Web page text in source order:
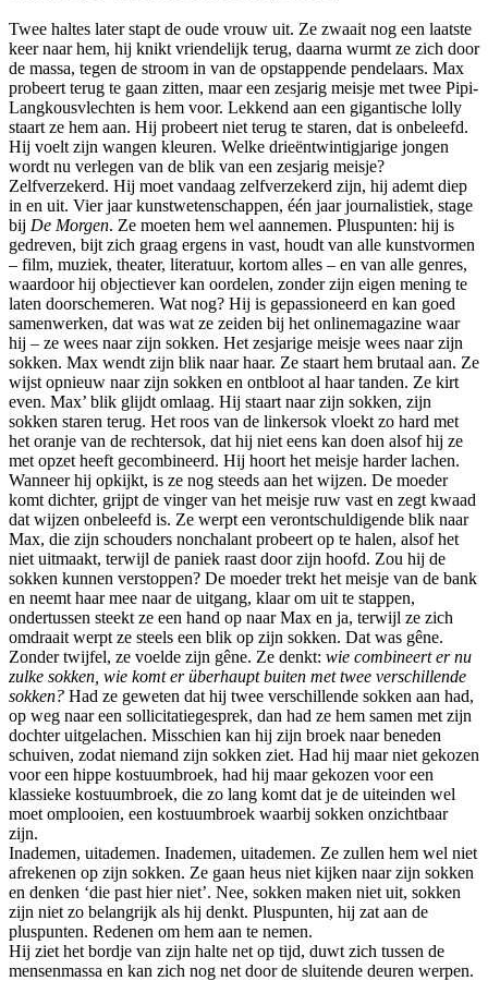
Twee haltes later stapt de oude vrouw uit. Ze zwaait nog een laatste
keer naar hem, hij knikt vriendelijk terug, daarna wurmt ze zich door
de massa, tegen de stroom in van de opstappende pendelaars. Max
probeert terug te gaan zitten, maar een zesjarig meisje met twee Pipi-
Langkousvlechten is hem voor. Lekkend aan een gigantische lolly
staart ze hem aan. Hij probeert niet terug te staren, dat is onbeleefd.
Hij voelt zijn wangen kleuren. Welke drieëntwintigjarige jongen
wordt nu verlegen van de blik van een zesjarig meisje?
Zelfverzekerd. Hij moet vandaag zelfverzekerd zijn, hij ademt diep
in en uit. Vier jaar kunstwetenschappen, één jaar journalistiek, stage
bij De Morgen. Ze moeten hem wel aannemen. Pluspunten: hij is
gedreven, bijt zich graag ergens in vast, houdt van alle kunstvormen
– film, muziek, theater, literatuur, kortom alles – en van alle genres,
waardoor hij objectiever kan oordelen, zonder zijn eigen mening te
laten doorschemeren. Wat nog? Hij is gepassioneerd en kan goed
samenwerken, dat was wat ze zeiden bij het onlinemagazine waar
hij – ze wees naar zijn sokken. Het zesjarige meisje wees naar zijn
sokken. Max wendt zijn blik naar haar. Ze staart hem brutaal aan. Ze
wijst opnieuw naar zijn sokken en ontbloot al haar tanden. Ze kirt
even. Max’ blik glijdt omlaag. Hij staart naar zijn sokken, zijn
sokken staren terug. Het roos van de linkersok vloekt zo hard met
het oranje van de rechtersok, dat hij niet eens kan doen alsof hij ze
met opzet heeft gecombineerd. Hij hoort het meisje harder lachen.
Wanneer hij opkijkt, is ze nog steeds aan het wijzen. De moeder
komt dichter, grijpt de vinger van het meisje ruw vast en zegt kwaad
dat wijzen onbeleefd is. Ze werpt een verontschuldigende blik naar
Max, die zijn schouders nonchalant probeert op te halen, alsof het
niet uitmaakt, terwijl de paniek raast door zijn hoofd. Zou hij de
sokken kunnen verstoppen? De moeder trekt het meisje van de bank
en neemt haar mee naar de uitgang, klaar om uit te stappen,
ondertussen steekt ze een hand op naar Max en ja, terwijl ze zich
omdraait werpt ze steels een blik op zijn sokken. Dat was gêne.
Zonder twijfel, ze voelde zijn gêne. Ze denkt: wie combineert er nu
zulke sokken, wie komt er überhaupt buiten met twee verschillende
sokken? Had ze geweten dat hij twee verschillende sokken aan had,
op weg naar een sollicitatiegesprek, dan had ze hem samen met zijn
dochter uitgelachen. Misschien kan hij zijn broek naar beneden
schuiven, zodat niemand zijn sokken ziet. Had hij maar niet gekozen
voor een hippe kostuumbroek, had hij maar gekozen voor een
klassieke kostuumbroek, die zo lang komt dat je de uiteinden wel
moet omplooien, een kostuumbroek waarbij sokken onzichtbaar
zijn.
Inademen, uitademen. Inademen, uitademen. Ze zullen hem wel niet
afrekenen op zijn sokken. Ze gaan heus niet kijken naar zijn sokken
en denken ‘die past hier niet’. Nee, sokken maken niet uit, sokken
zijn niet zo belangrijk als hij denkt. Pluspunten, hij zat aan de
pluspunten. Redenen om hem aan te nemen.
Hij ziet het bordje van zijn halte net op tijd, duwt zich tussen de
mensenmassa en kan zich nog net door de sluitende deuren werpen.